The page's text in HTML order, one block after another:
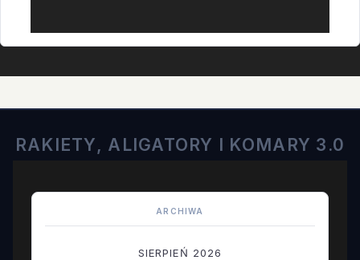
RAKIETY, ALIGATORY I KOMARY 3.0
ARCHIWA
SIERPIEŃ 2026